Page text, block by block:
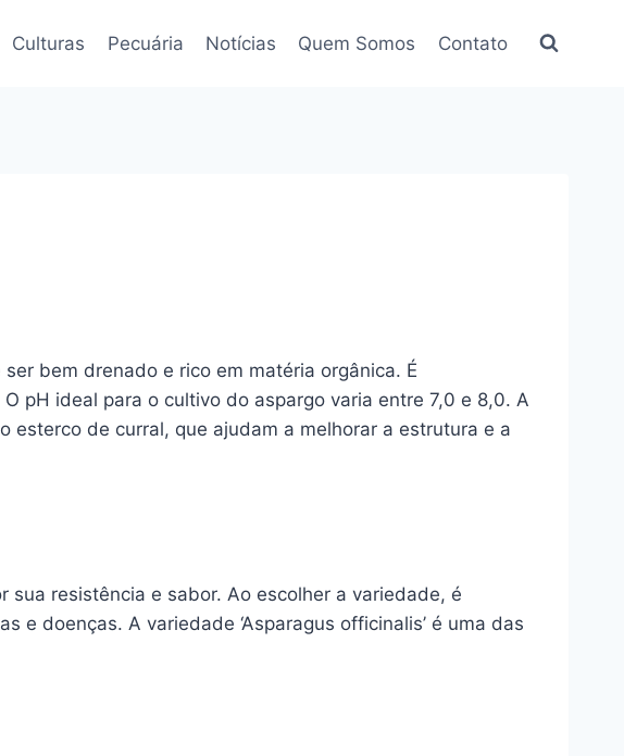
Culturas Pecuária Notícias Quem Somos Contato
bem drenado e rico em matéria orgânica. É
pH ideal para o cultivo do aspargo varia entre 7,0 e 8,0. A
esterco de curral, que ajudam a melhorar a estrutura e a
resistência e sabor. Ao escolher a variedade, é
doenças. A variedade ‘Asparagus officinalis’ é uma das